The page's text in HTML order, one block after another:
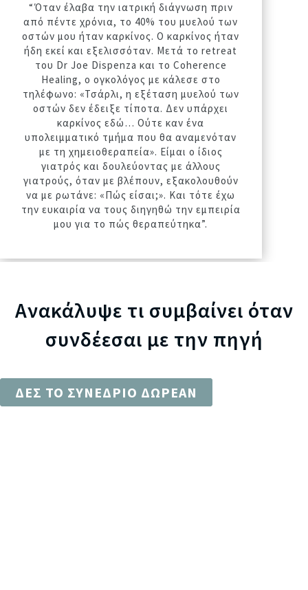
“Όταν έλαβα την ιατρική διάγνωση πριν
από πέντε χρόνια, το 40% του μυελού των
οστών μου ήταν καρκίνος. Ο καρκίνος ήταν
ήδη εκεί και εξελισσόταν. Μετά το retreat
του Dr Joe Dispenza και το Coherence
Healing, ο ογκολόγος με κάλεσε στο
τηλέφωνο: «Τσάρλι, η εξέταση μυελού των
οστών δεν έδειξε τίποτα. Δεν υπάρχει
καρκίνος εδώ… Ούτε καν ένα
υπολειμματικό τμήμα που θα αναμενόταν
με τη χημειοθεραπεία». Είμαι ο ίδιος
γιατρός και δουλεύοντας με άλλους
γιατρούς, όταν με βλέπουν, εξακολουθούν
να με ρωτάνε: «Πώς είσαι;». Και τότε έχω
την ευκαιρία να τους διηγηθώ την εμπειρία
μου για το πώς θεραπεύτηκα”.
Ανακάλυψε τι συμβαίνει όταν
συνδέεσαι με την πηγή
ΔΕΣ ΤΟ ΣΥΝΕΔΡΙΟ ΔΩΡΕΑΝ